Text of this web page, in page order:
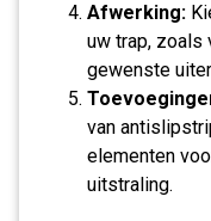
Afwerking:
uw trap, zoals
gewenste
van
elementen
uitstraling.